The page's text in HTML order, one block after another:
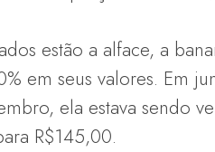
estão a alface, a
em seus valores. Em
ela estava sendo
R$145,00.